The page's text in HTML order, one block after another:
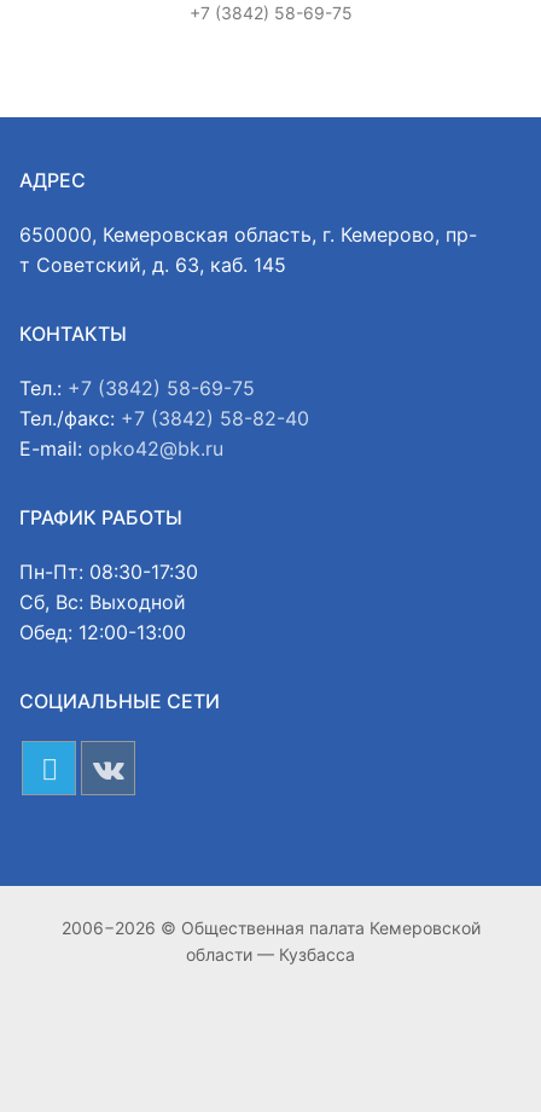
+7 (3842) 58-69-75
АДРЕС
650000, Кемеровская область, г. Кемерово, пр-
т Советский, д. 63, каб. 145
КОНТАКТЫ
Тел.: +7 (3842) 58-69-75
Тел./факс: +7 (3842) 58-82-40
E-mail: opko42@bk.ru
ГРАФИК РАБОТЫ
Пн-Пт: 08:30-17:30
Сб, Вс: Выходной
Обед: 12:00-13:00
СОЦИАЛЬНЫЕ СЕТИ
2006−2026 © Общественная палата Кемеровской
области — Кузбасса